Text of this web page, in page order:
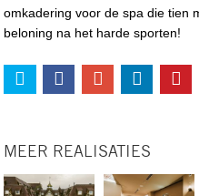
omkadering voor de spa die tien
beloning na het harde sporten!
MEER REALISATIES